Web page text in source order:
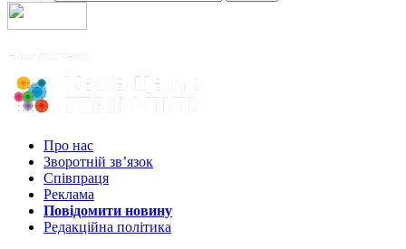
Про нас
Зворотній зв’язок
Співпраця
Реклама
Повідомити новину
Редакційна політика